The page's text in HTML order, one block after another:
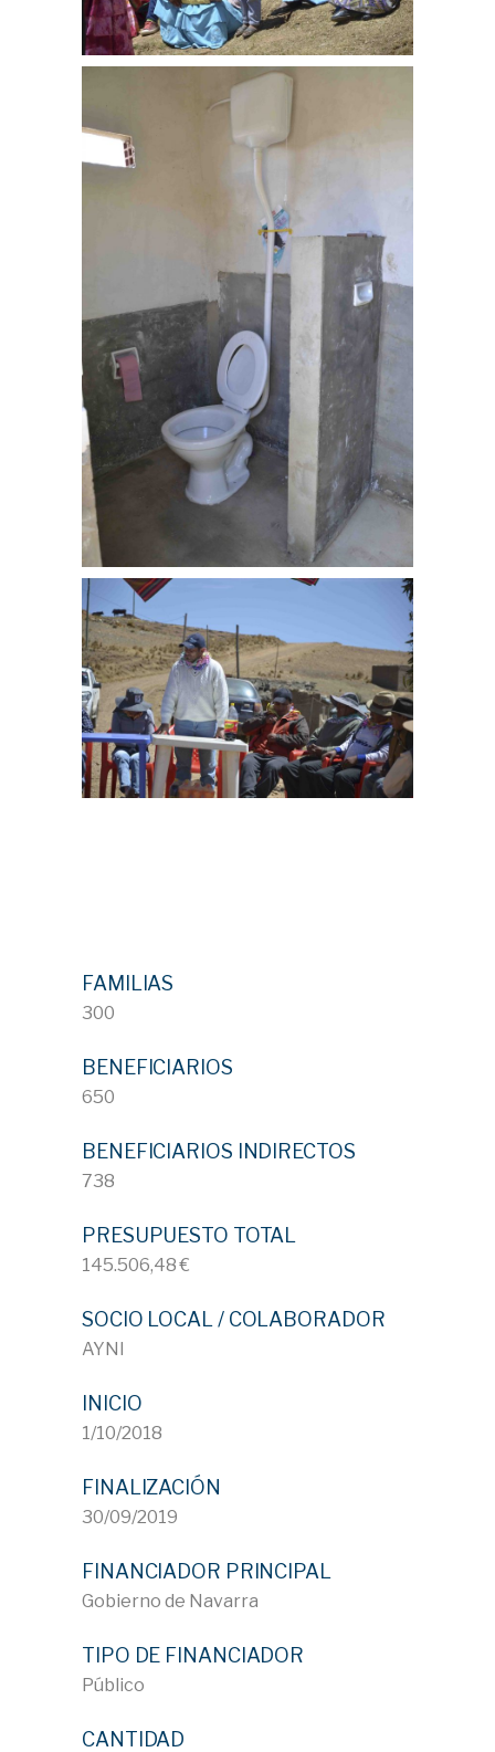
FAMILIAS
300
BENEFICIARIOS
650
BENEFICIARIOS INDIRECTOS
738
PRESUPUESTO TOTAL
145.506,48 €
SOCIO LOCAL / COLABORADOR
AYNI
INICIO
1/10/2018
FINALIZACIÓN
30/09/2019
FINANCIADOR PRINCIPAL
Gobierno de Navarra
TIPO DE FINANCIADOR
Público
CANTIDAD